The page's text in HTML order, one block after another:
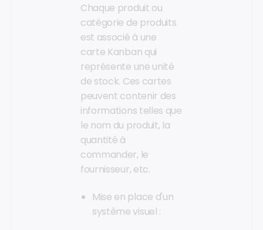
Chaque produit ou
catégorie de produits
est associé à une
carte Kanban qui
représente une unité
de stock. Ces cartes
peuvent contenir des
informations telles que
le nom du produit, la
quantité à
commander, le
fournisseur, etc.
Mise en place d'un
système visuel :